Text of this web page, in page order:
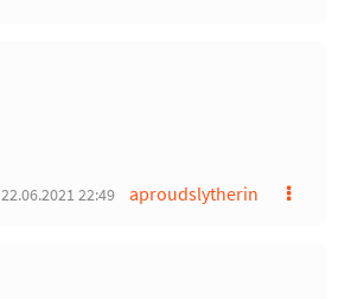
aproudslytherin
22.06.2021 22:49